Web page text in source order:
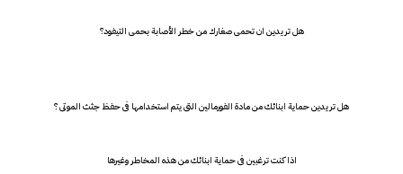
هل تريدين ان تحمى صغارك من خطر الأصابة بحمى التيفود؟
هل تريدين حماية ابنائك من مادة الفورمالين التى يتم استخدامها فى حفظ جثث الموتى ؟
اذا كنت ترغبين فى حماية ابنائك من هذه المخاطر وغيرها